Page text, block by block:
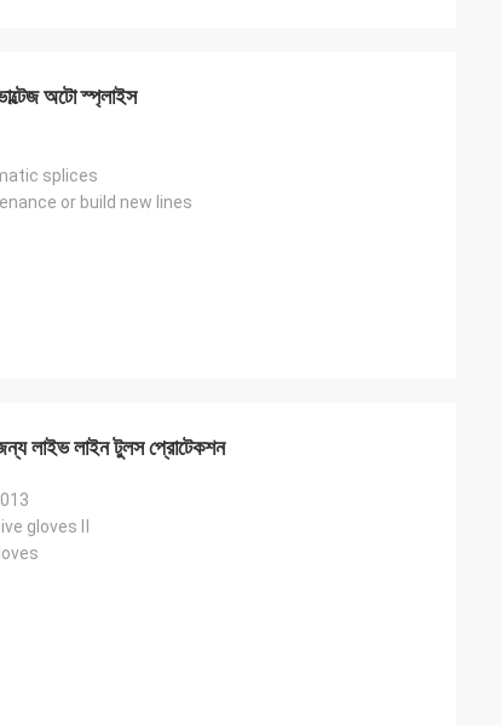
অটো স্প্লাইস
splices
or build new lines
লাইভ লাইন টুলস প্রোটেকশন
gloves Ⅱ